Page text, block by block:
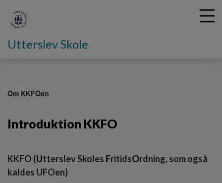
Utterslev Skole
Om KKFOen
Introduktion KKFO
KKFO (Utterslev Skoles FritidsOrdning, som også
kaldes UFOen)